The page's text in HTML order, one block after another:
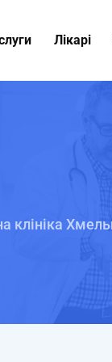
Лікарі
клініка